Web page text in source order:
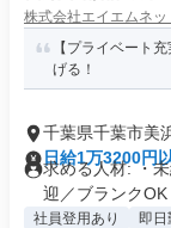
株式会社エイエムネッ
【プライベート
げる！
千葉県千葉市美
日給1万3200円
求める人材: ・
迎／ブランクOK
社員登用あり 即日